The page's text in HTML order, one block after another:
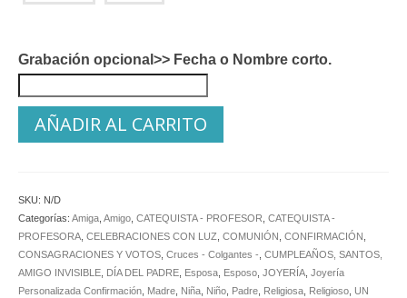
Grabación opcional>> Fecha o Nombre corto.
AÑADIR AL CARRITO
SKU: N/D
Categorías: Amiga Amigo CATEQUISTA - PROFESOR CATEQUISTA -
PROFESORA CELEBRACIONES CON LUZ COMUNIÓN CONFIRMACIÓN
CONSAGRACIONES Y VOTOS Cruces - Colgantes - CUMPLEAÑOS, SANTOS,
AMIGO INVISIBLE DÍA DEL PADRE Esposa Esposo JOYERÍA Joyería
Personalizada Confirmación Madre Niña Niño Padre Religiosa Religioso UN